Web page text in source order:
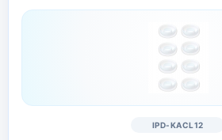
IPD-KACL12